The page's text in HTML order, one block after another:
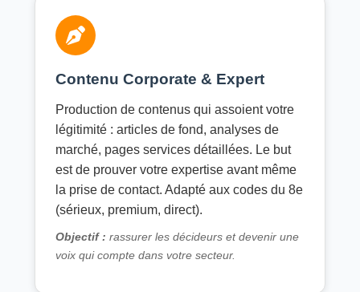
Contenu Corporate & Expert
Production de contenus qui assoient votre
légitimité : articles de fond, analyses de
marché, pages services détaillées. Le but
est de prouver votre expertise avant même
la prise de contact. Adapté aux codes du 8e
(sérieux, premium, direct).
Objectif : rassurer les décideurs et devenir une
voix qui compte dans votre secteur.